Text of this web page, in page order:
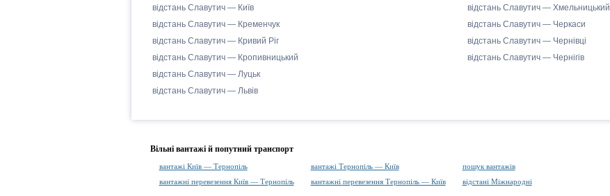
відстань Славутич — Київ
відстань Славутич — Кременчук
відстань Славутич — Кривий Ріг
відстань Славутич — Кропивницький
відстань Славутич — Луцьк
відстань Славутич — Львів
відстань Славутич — Хмельницький
відстань Славутич — Черкаси
відстань Славутич — Чернівці
відстань Славутич — Чернігів
Вільні вантажі й попутний транспорт
вантажі Київ — Тернопіль вантажі Тернопіль — Київ
пошук вантажів
вантажні перевезення Київ — Тернопіль
вантажні перевезення Тернопіль — Київ відстані Міжнародні